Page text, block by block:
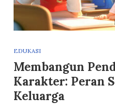
EDUKASI
Membangun
Karakter: Peran
Keluarga